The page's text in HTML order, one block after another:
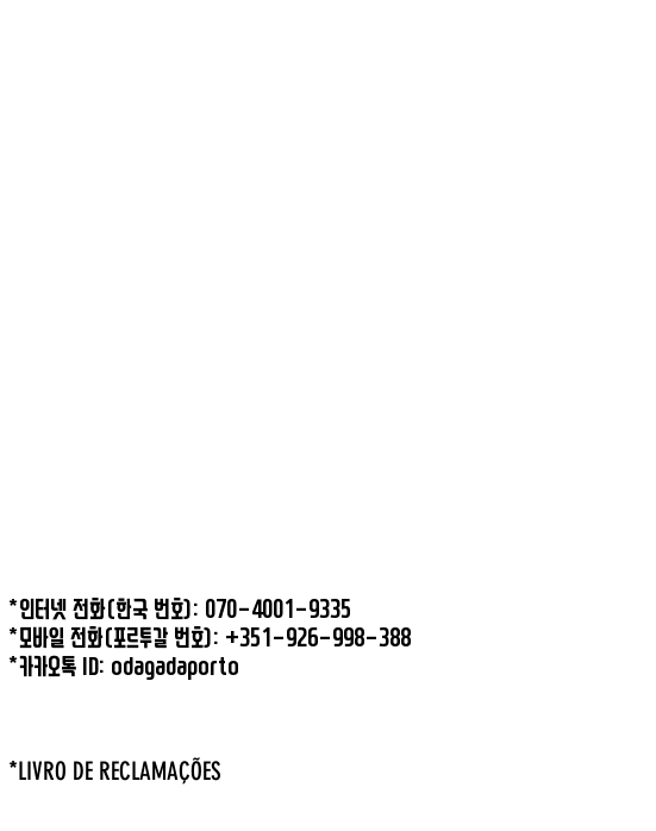
*인터넷 전화(한국 번호): 070-4001-9335
*모바일 전화(포르투갈 번호): +351-926-998-388
*카카오톡 ID: odagadaporto
*LIVRO DE RECLAMAÇÕES